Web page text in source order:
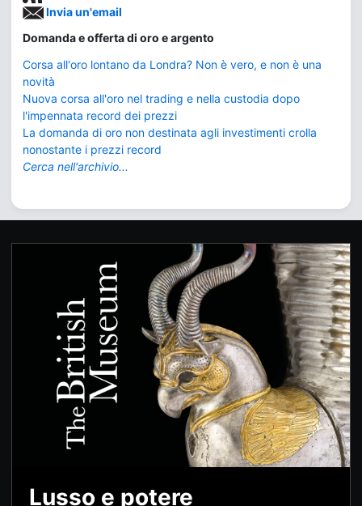
Invia un'email
Domanda e offerta di oro e argento
Corsa all'oro lontano da Londra? Non è vero, e non è una
novità
Nuova corsa all'oro nel trading e nella custodia dopo
l'impennata record dei prezzi
La domanda di oro non destinata agli investimenti crolla
nonostante i prezzi record
Cerca nell'archivio...
Lusso e potere